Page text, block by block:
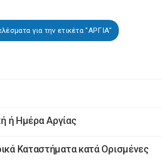
για την ετικέτα "ΑΡΓΙΑ"
ή Ημέρα Αργίας
Καταστήματα κατά Ορισμένες